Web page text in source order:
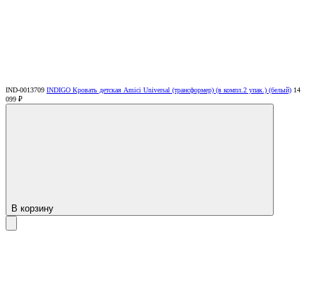
IND-0013709 INDIGO Кровать детская Amici Universal (трансформер) (в компл.2 упак.) (белый) 14
099 ₽
В корзину